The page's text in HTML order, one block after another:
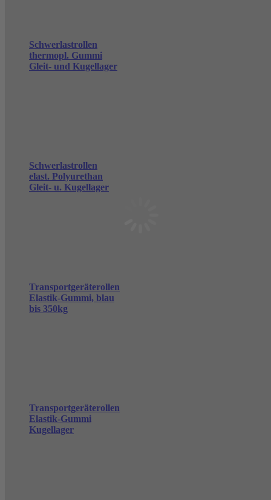
Schwerlastrollen
thermopl. Gummi
Gleit- und Kugellager
Schwerlastrollen
elast. Polyurethan
Gleit- u. Kugellager
Transportgeräterollen
Elastik-Gummi, blau
bis 350kg
Transportgeräterollen
Elastik-Gummi
Kugellager